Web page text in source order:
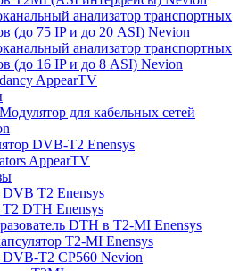
анализатор транспортных
(до 75 IP и до 20 ASI) Nevion
анализатор транспортных
(до 16 IP и до 8 ASI) Nevion
AppearTV
для кабельных сетей
DVB-T2 Enensys
AppearTV
T2 Enensys
DTH Enensys
DTH в T2-MI Enensys
T2-MI Enensys
T2 CP560 Nevion